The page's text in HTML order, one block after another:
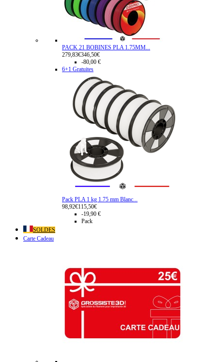
PACK 21 BOBINES PLA 1.75MM...
279,83€346,50€
-80,00 €
6+1 Gratuites
Pack PLA 1 kg 1.75 mm Blanc...
98,92€115,50€
-19,90 €
Pack
SOLDES
Carte Cadeau